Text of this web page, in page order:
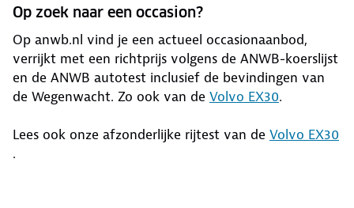
Op zoek naar een occasion?
Op anwb.nl vind je een actueel occasionaanbod,
verrijkt met een richtprijs volgens de ANWB-koerslijst
en de ANWB autotest inclusief de bevindingen van
de Wegenwacht. Zo ook van de Volvo EX30.
Lees ook onze afzonderlijke rijtest van de Volvo EX30
.